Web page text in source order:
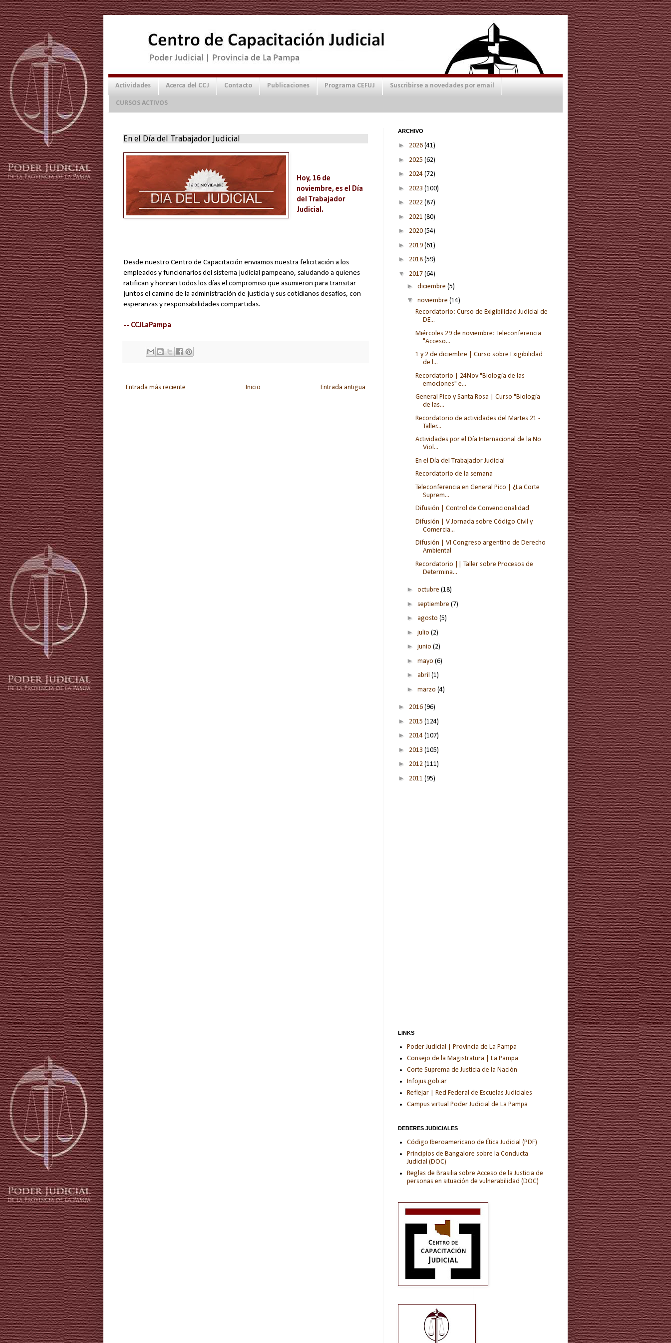
Actividades Acerca del CCJ Contacto Publicaciones Programa CEFUJ Suscribirse a novedades por email
CURSOS ACTIVOS
En el Día del Trabajador Judicial
Hoy, 16 de
noviembre, es el Día
del Trabajador
Judicial.
Desde nuestro Centro de Capacitación enviamos nuestra felicitación a los
empleados y funcionarios del sistema judicial pampeano, saludando a quienes
ratifican y honran todos los días el compromiso que asumieron para transitar
juntos el camino de la administración de justicia y sus cotidianos desafíos, con
esperanzas y responsabilidades compartidas.
-- CCJLaPampa
Entrada más reciente Entrada antigua
Inicio
ARCHIVO
► 2026 (41)
► 2025 (62)
► 2024 (72)
► 2023 (100)
► 2022 (87)
► 2021 (80)
► 2020 (54)
► 2019 (61)
► 2018 (59)
▼ 2017 (64)
► diciembre (5)
▼ noviembre (14)
Recordatorio: Curso de Exigibilidad Judicial de
DE...
Miércoles 29 de noviembre: Teleconferencia
"Acceso...
1 y 2 de diciembre | Curso sobre Exigibilidad
de l...
Recordatorio | 24Nov "Biología de las
emociones" e...
General Pico y Santa Rosa | Curso "Biología
de las...
Recordatorio de actividades del Martes 21 -
Taller...
Actividades por el Día Internacional de la No
Viol...
En el Día del Trabajador Judicial
Recordatorio de la semana
Teleconferencia en General Pico | ¿La Corte
Suprem...
Difusión | Control de Convencionalidad
Difusión | V Jornada sobre Código Civil y
Comercia...
Difusión | VI Congreso argentino de Derecho
Ambiental
Recordatorio || Taller sobre Procesos de
Determina...
► octubre (18)
► septiembre (7)
► agosto (5)
► julio (2)
► junio (2)
► mayo (6)
► abril (1)
► marzo (4)
► 2016 (96)
► 2015 (124)
► 2014 (107)
► 2013 (105)
► 2012 (111)
► 2011 (95)
LINKS
Poder Judicial | Provincia de La Pampa
Consejo de la Magistratura | La Pampa
Corte Suprema de Justicia de la Nación
Infojus.gob.ar
Reflejar | Red Federal de Escuelas Judiciales
Campus virtual Poder Judicial de La Pampa
DEBERES JUDICIALES
Código Iberoamericano de Ética Judicial (PDF)
Principios de Bangalore sobre la Conducta
Judicial (DOC)
Reglas de Brasilia sobre Acceso de la Justicia de
personas en situación de vulnerabilidad (DOC)